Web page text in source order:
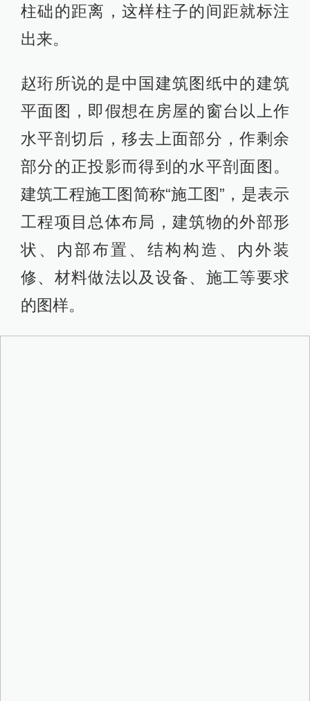
柱础的距离，这样柱子的间距就标注
出来。
赵珩所说的是中国建筑图纸中的建筑
平面图，即假想在房屋的窗台以上作
水平剖切后，移去上面部分，作剩余
部分的正投影而得到的水平剖面图。
建筑工程施工图简称“施工图”，是表示
工程项目总体布局，建筑物的外部形
状、内部布置、结构构造、内外装
修、材料做法以及设备、施工等要求
的图样。